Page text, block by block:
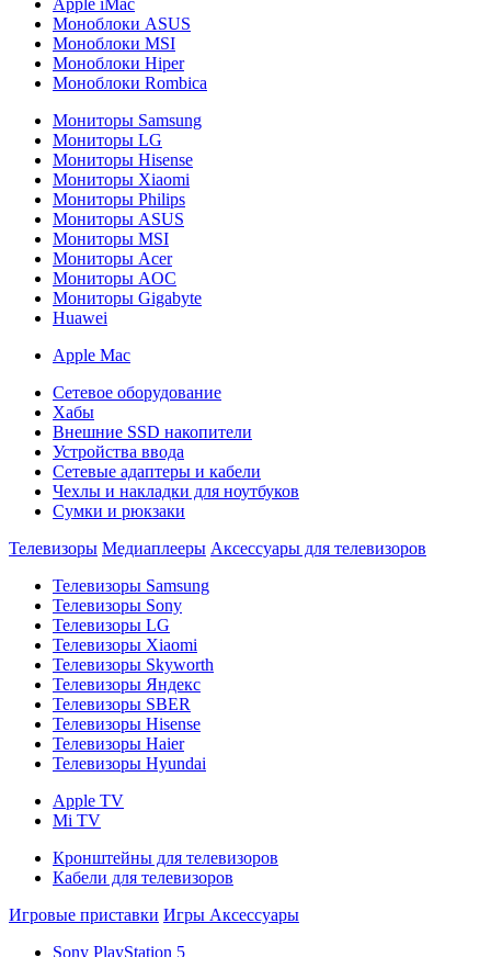
Apple iMac
Моноблоки ASUS
Моноблоки MSI
Моноблоки Hiper
Моноблоки Rombica
Мониторы Samsung
Мониторы LG
Мониторы Hisense
Мониторы Xiaomi
Мониторы Philips
Мониторы ASUS
Мониторы MSI
Мониторы Acer
Мониторы AOC
Мониторы Gigabyte
Huawei
Apple Mac
Сетевое оборудование
Хабы
Внешние SSD накопители
Устройства ввода
Сетевые адаптеры и кабели
Чехлы и накладки для ноутбуков
Сумки и рюкзаки
Телевизоры Медиаплееры Аксессуары для телевизоров
Телевизоры Samsung
Телевизоры Sony
Телевизоры LG
Телевизоры Xiaomi
Телевизоры Skyworth
Телевизоры Яндекс
Телевизоры SBER
Телевизоры Hisense
Телевизоры Haier
Телевизоры Hyundai
Apple TV
Mi TV
Кронштейны для телевизоров
Кабели для телевизоров
Игровые приставки Игры Аксессуары
Sony PlayStation 5